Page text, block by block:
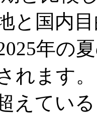
と国内
年の
れます
えてい